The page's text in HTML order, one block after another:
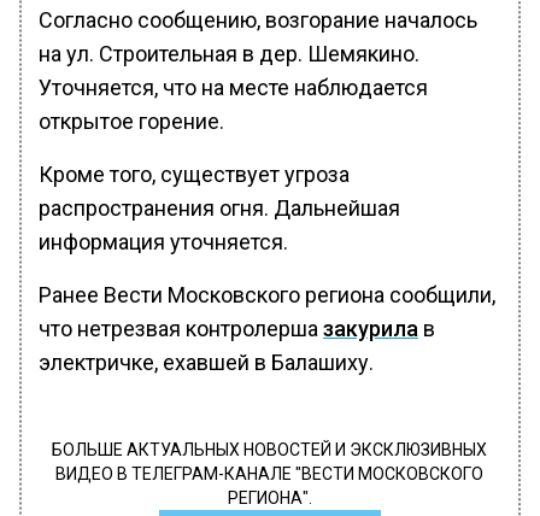
Согласно сообщению, возгорание началось
на ул. Строительная в дер. Шемякино.
Уточняется, что на месте наблюдается
открытое горение.
Кроме того, существует угроза
распространения огня. Дальнейшая
информация уточняется.
Ранее Вести Московского региона сообщили,
что нетрезвая контролерша закурила в
электричке, ехавшей в Балашиху.
БОЛЬШЕ АКТУАЛЬНЫХ НОВОСТЕЙ И ЭКСКЛЮЗИВНЫХ
ВИДЕО В ТЕЛЕГРАМ-КАНАЛЕ "ВЕСТИ МОСКОВСКОГО
РЕГИОНА".